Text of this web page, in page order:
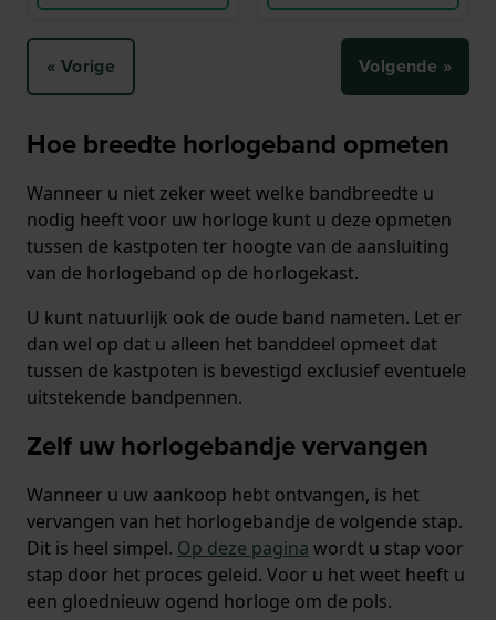
« Vorige Volgende »
Hoe breedte horlogeband opmeten
Wanneer u niet zeker weet welke bandbreedte u
nodig heeft voor uw horloge kunt u deze opmeten
tussen de kastpoten ter hoogte van de aansluiting
van de horlogeband op de horlogekast.
U kunt natuurlijk ook de oude band nameten. Let er
dan wel op dat u alleen het banddeel opmeet dat
tussen de kastpoten is bevestigd exclusief eventuele
uitstekende bandpennen.
Zelf uw horlogebandje vervangen
Wanneer u uw aankoop hebt ontvangen, is het
vervangen van het horlogebandje de volgende stap.
Dit is heel simpel. Op deze pagina wordt u stap voor
stap door het proces geleid. Voor u het weet heeft u
een gloednieuw ogend horloge om de pols.